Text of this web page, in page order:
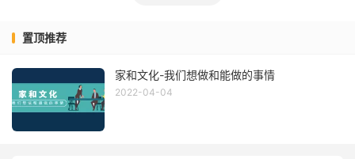
置顶推荐
家和文化-我们想做和能做的事情
2022-04-04